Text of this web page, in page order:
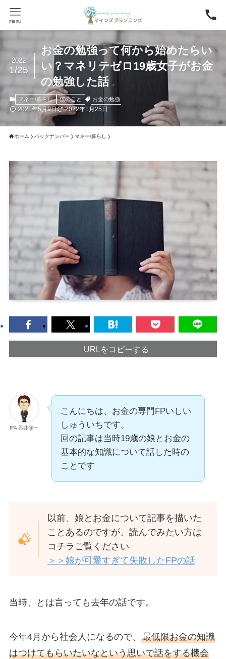
menu
お金の勉強って何から始めたらい
い？マネリテゼロ19歳女子がお金
の勉強した話
2022
1/25
マネー/暮らし 僕のこと お金の勉強
2021年5月9日 2022年1月25日
ホーム バックナンバー マネー/暮らし
URLをコピーする
IFA 石井修一
こんにちは、お金の専門FPいしい
しゅういちです。
回の記事は当時19歳の娘とお金の
基本的な知識について話した時の
ことです
以前、娘とお金について記事を描いた
ことあるのですが、読んでみたい方は
コチラご覧ください
＞＞娘が可愛すぎて失敗したFPの話
当時、とは言っても去年の話です。
今年4月から社会人になるので、 最低限お金の知識
はつけてもらいたいなという思いで話をする機会